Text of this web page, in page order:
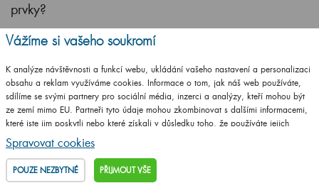
prvky?
Vážíme si vašeho soukromí
K analýze návštěvnosti a funkcí webu, ukládání vašeho nastavení a personalizaci
obsahu a reklam využíváme cookies. Informace o tom, jak náš web používáte,
sdílíme se svými partnery pro sociální média, inzerci a analýzy, kteří mohou být
ze zemí mimo EU. Partneři tyto údaje mohou zkombinovat s dalšími informacemi,
které jste jim poskytli nebo které získali v důsledku toho, že používáte jejich
služby.
Podrobné informace
Spravovat cookies
POUZE NEZBYTNÉ PŘIJMOUT VŠE